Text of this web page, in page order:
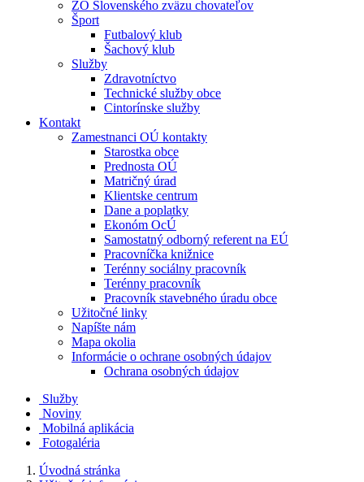
ZO Slovenského zväzu chovateľov
Šport
Futbalový klub
Šachový klub
Služby
Zdravotníctvo
Technické služby obce
Cintorínske služby
Kontakt
Zamestnanci OÚ kontakty
Starostka obce
Prednosta OÚ
Matričný úrad
Klientske centrum
Dane a poplatky
Ekonóm OcÚ
Samostatný odborný referent na EÚ
Pracovníčka knižnice
Terénny sociálny pracovník
Terénny pracovník
Pracovník stavebného úradu obce
Užitočné linky
Napíšte nám
Mapa okolia
Informácie o ochrane osobných údajov
Ochrana osobných údajov
Služby
Noviny
Mobilná aplikácia
Fotogaléria
Úvodná stránka